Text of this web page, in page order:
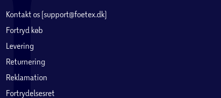
Kontakt os (support@foetex.dk)
Fortryd køb
Levering
Returnering
Reklamation
Fortrydelsesret